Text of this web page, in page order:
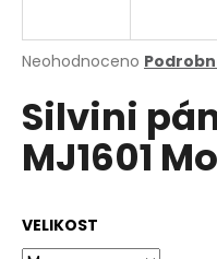
Průměrné
produktu
je
0,0
Neohodnoceno
Silvini
MJ1601
VELIKOST
j
t
?